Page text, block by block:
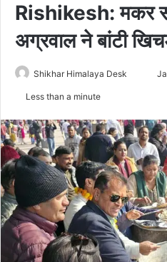
Rishikesh: मकर
अग्रवाल ने बांटी
Shikhar Himalaya Desk
Send
Less than a minute